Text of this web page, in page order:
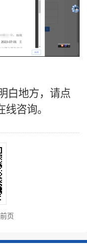
白地方，请点
线咨询。
页